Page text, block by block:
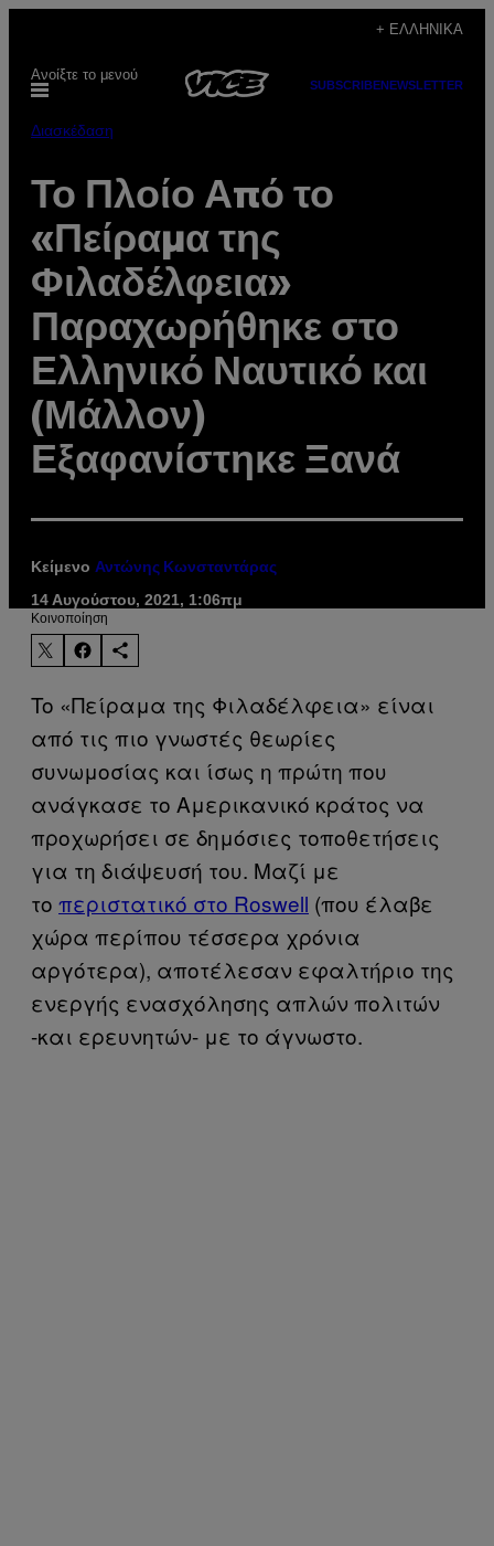
περιεχόμενο
+ ΕΛΛΗΝΙΚΆ
Ανοίξτε το μενού
SUBSCRIBENEWSLETTER
Διασκέδαση
Το Πλοίο Από το
«Πείραμα της
Φιλαδέλφεια»
Παραχωρήθηκε στο
Ελληνικό Ναυτικό και
(Μάλλον)
Εξαφανίστηκε Ξανά
Κείμενο Αντώνης Κωνσταντάρας
14 Αυγούστου, 2021, 1:06πμ
Kοινοποίηση
To «Πείραμα της Φιλαδέλφεια» είναι
από τις πιο γνωστές θεωρίες
συνωμοσίας και ίσως η πρώτη που
ανάγκασε το Αμερικανικό κράτος να
προχωρήσει σε δημόσιες τοποθετήσεις
για τη διάψευσή του. Μαζί με
το περιστατικό στο Roswell (που έλαβε
χώρα περίπου τέσσερα χρόνια
αργότερα), αποτέλεσαν εφαλτήριο της
ενεργής ενασχόλησης απλών πολιτών
-και ερευνητών- με το άγνωστο.